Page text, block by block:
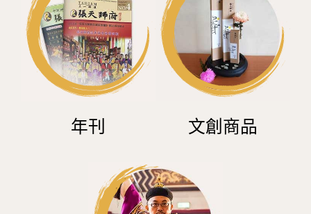
年刊 文創商品